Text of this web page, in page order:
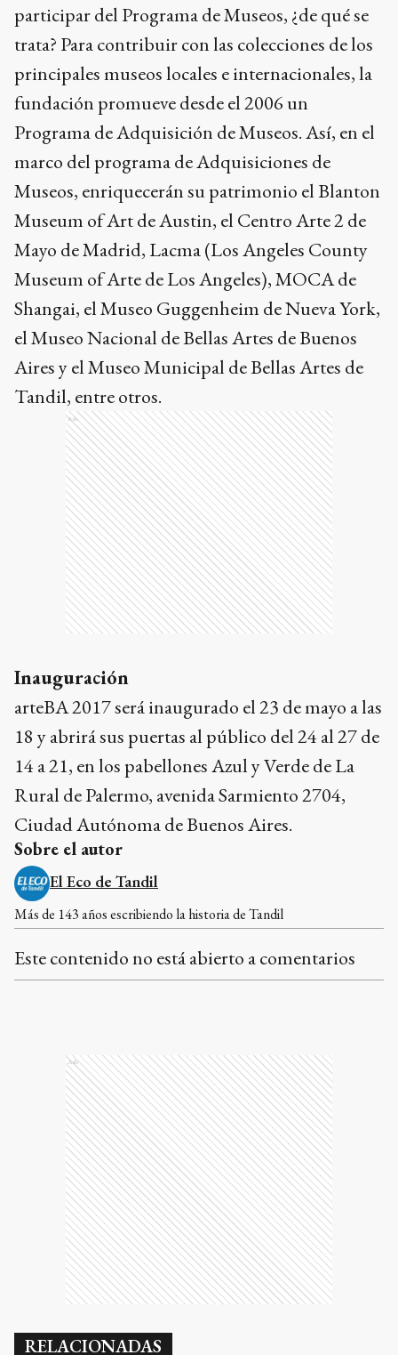
participar del Programa de Museos, ¿de qué se
trata? Para contribuir con las colecciones de los
principales museos locales e internacionales, la
fundación promueve desde el 2006 un
Programa de Adquisición de Museos. Así, en el
marco del programa de Adquisiciones de
Museos, enriquecerán su patrimonio el Blanton
Museum of Art de Austin, el Centro Arte 2 de
Mayo de Madrid, Lacma (Los Angeles County
Museum of Arte de Los Angeles), MOCA de
Shangai, el Museo Guggenheim de Nueva York,
el Museo Nacional de Bellas Artes de Buenos
Aires y el Museo Municipal de Bellas Artes de
Tandil, entre otros.
Ads
Inauguración
arteBA 2017 será inaugurado el 23 de mayo a las
18 y abrirá sus puertas al público del 24 al 27 de
14 a 21, en los pabellones Azul y Verde de La
Rural de Palermo, avenida Sarmiento 2704,
Ciudad Autónoma de Buenos Aires.
Sobre el autor
El Eco de Tandil
Más de 143 años escribiendo la historia de Tandil
Este contenido no está abierto a comentarios
Ads
RELACIONADAS